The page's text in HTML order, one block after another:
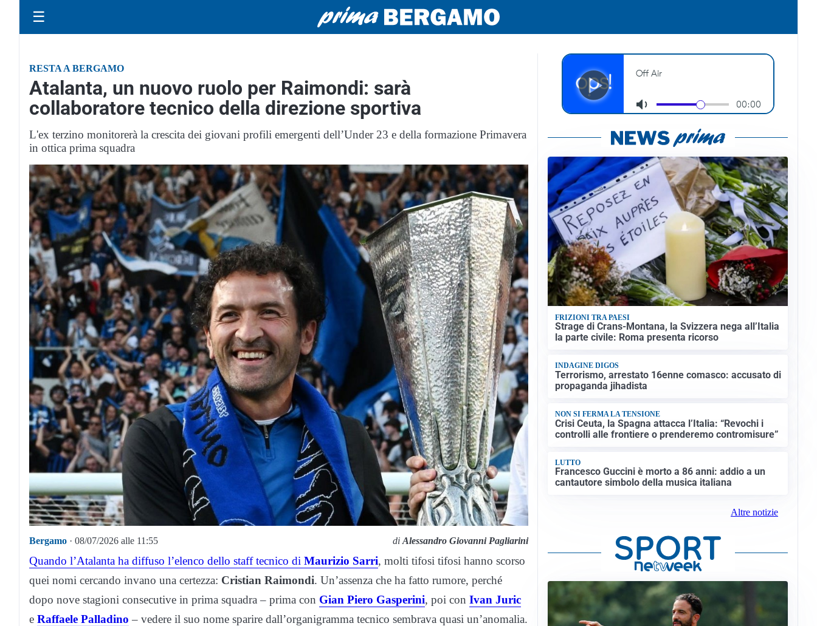
☰
RESTA A BERGAMO
Atalanta, un nuovo ruolo per Raimondi: sarà
collaboratore tecnico della direzione sportiva
L'ex terzino monitorerà la crescita dei giovani profili emergenti dell’Under 23 e della formazione Primavera
in ottica prima squadra
Bergamo · 08/07/2026 alle 11:55 diAlessandro Giovanni Pagliarini
Quando l’Atalanta ha diffuso l’elenco dello staff tecnico di Maurizio Sarri, molti tifosi tifosi hanno scorso
quei nomi cercando invano una certezza: Cristian Raimondi. Un’assenza che ha fatto rumore, perché
dopo nove stagioni consecutive in prima squadra – prima con Gian Piero Gasperini, poi con Ivan Juric
e Raffaele Palladino – vedere il suo nome sparire dall’organigramma tecnico sembrava quasi un’anomalia.
FRIZIONI TRA PAESI
Strage di Crans-Montana, la Svizzera nega all’Italia
la parte civile: Roma presenta ricorso
INDAGINE DIGOS
Terrorismo, arrestato 16enne comasco: accusato di
propaganda jihadista
NON SI FERMA LA TENSIONE
Crisi Ceuta, la Spagna attacca l’Italia: “Revochi i
controlli alle frontiere o prenderemo contromisure”
LUTTO
Francesco Guccini è morto a 86 anni: addio a un
cantautore simbolo della musica italiana
Altre notizie